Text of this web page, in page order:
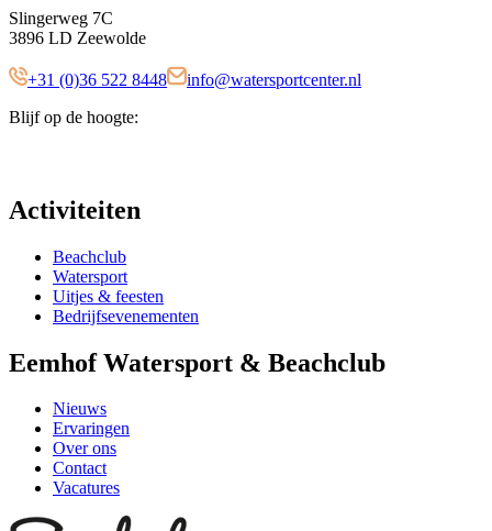
Slingerweg 7C
3896 LD Zeewolde
+31 (0)36 522 8448
info@watersportcenter.nl
Blijf op de hoogte:
Activiteiten
Beachclub
Watersport
Uitjes & feesten
Bedrijfsevenementen
Eemhof Watersport & Beachclub
Nieuws
Ervaringen
Over ons
Contact
Vacatures